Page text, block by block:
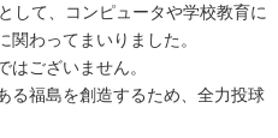
して、コンピュータや学校教育に
わってまいりました。
ございません。
る福島を創造するため、全力投球